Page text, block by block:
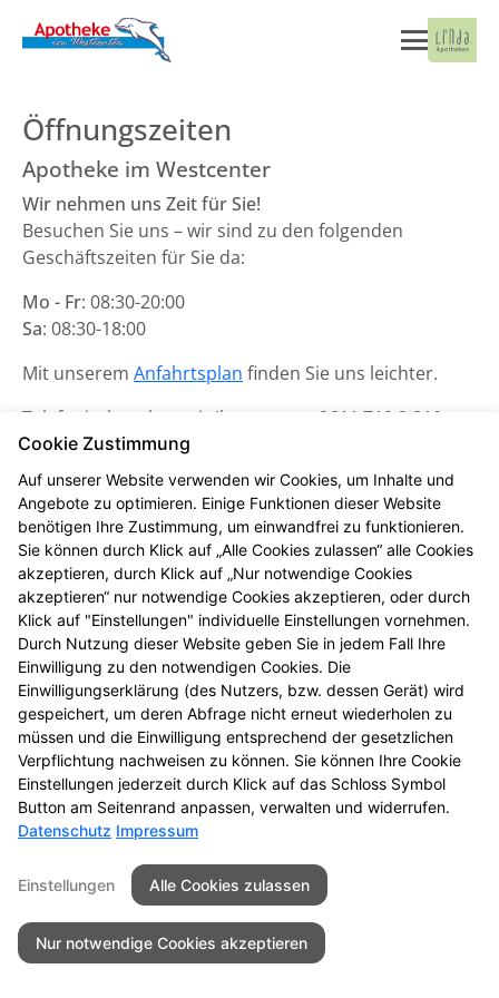
Öffnungszeiten
Apotheke im Westcenter
Wir nehmen uns Zeit für Sie!
Besuchen Sie uns – wir sind zu den folgenden
Geschäftszeiten für Sie da:
Mo - Fr: 08:30-20:00
Sa: 08:30-18:00
Mit unserem Anfahrtsplan finden Sie uns leichter.
Telefonisch stehen wir Ihnen unter 0611 710 2 810
Verfügung.
Unsere Notdienste finden Sie hier.
Kontakt Impressum
Datenschutz
Barrierefreiheit
© 2026 Apotheke im Westcenter
Cookie Zustimmung
Auf unserer Website verwenden wir Cookies, um Inhalte und
Angebote zu optimieren. Einige Funktionen dieser Website
benötigen Ihre Zustimmung, um einwandfrei zu funktionieren.
Sie können durch Klick auf „Alle Cookies zulassen“ alle Cookies
akzeptieren, durch Klick auf „Nur notwendige Cookies
akzeptieren“ nur notwendige Cookies akzeptieren, oder durch
Klick auf "Einstellungen" individuelle Einstellungen vornehmen.
Durch Nutzung dieser Website geben Sie in jedem Fall Ihre
Einwilligung zu den notwendigen Cookies. Die
Einwilligungserklärung (des Nutzers, bzw. dessen Gerät) wird
gespeichert, um deren Abfrage nicht erneut wiederholen zu
müssen und die Einwilligung entsprechend der gesetzlichen
Verpflichtung nachweisen zu können. Sie können Ihre Cookie
Einstellungen jederzeit durch Klick auf das Schloss Symbol
Button am Seitenrand anpassen, verwalten und widerrufen.
Datenschutz Impressum
Einstellungen Alle Cookies zulassen
Nur notwendige Cookies akzeptieren